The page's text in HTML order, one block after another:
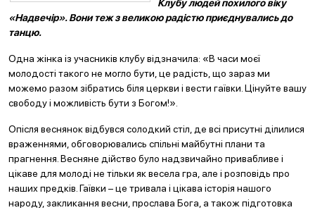
Клубу людей похилого віку
«Надвечір». Вони теж з великою радістю приєднувались до
танцю.
Одна жінка із учасників клубу відзначила: «В часи моєї
молодості такого не могло бути, це радість, що зараз ми
можемо разом зібратись біля церкви і вести гаївки. Цінуйте вашу
свободу і можливість бути з Богом!».
Опісля веснянок відбувся солодкий стіл, де всі присутні ділилися
враженнями, обговорювались спільні майбутні плани та
прагнення. Весняне дійство було надзвичайно привабливе і
цікаве для молоді не тільки як весела гра, але і розповідь про
наших предків. Гаївки – це тривала і цікава історія нашого
народу, закликання весни, прослава Бога, а також підготовка